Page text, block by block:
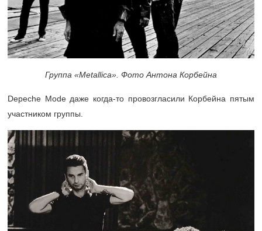
Группа «Metallica». Фото Антона Корбейна
Depeche Mode даже когда-то провозгласили Корбейна пятым
участником группы.